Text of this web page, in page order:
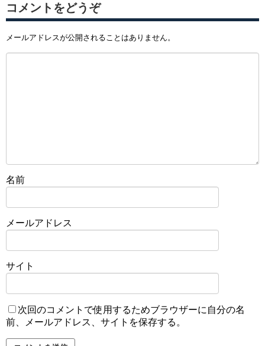
コメントをどうぞ
メールアドレスが公開されることはありません。
名前
メールアドレス
サイト
次回のコメントで使用するためブラウザーに自分の名
前、メールアドレス、サイトを保存する。